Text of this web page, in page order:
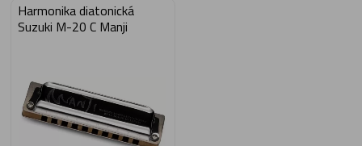
Harmonika diatonická
Suzuki M-20 C Manji